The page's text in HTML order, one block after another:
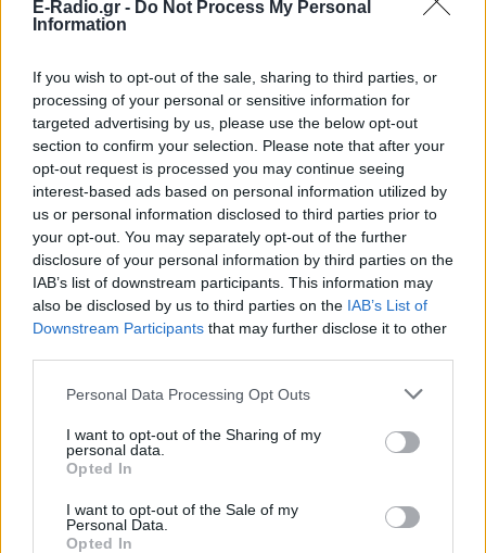
E-Radio.gr - Do Not Process My Personal
Information
If you wish to opt-out of the sale, sharing to third parties, or
processing of your personal or sensitive information for
targeted advertising by us, please use the below opt-out
section to confirm your selection. Please note that after your
opt-out request is processed you may continue seeing
interest-based ads based on personal information utilized by
us or personal information disclosed to third parties prior to
your opt-out. You may separately opt-out of the further
disclosure of your personal information by third parties on the
IAB’s list of downstream participants. This information may
also be disclosed by us to third parties on the IAB’s List of
Downstream Participants that may further disclose it to other
Personal Data Processing Opt Outs
I want to opt-out of the Sharing of my
personal data.
Opted In
I want to opt-out of the Sale of my
Personal Data.
Opted In
ΣΤΗΝ ΙΔΙΑ ΚΑΤΗΓΟΡΙΑ
Αλλαγές στο ωράριο του Μετρό